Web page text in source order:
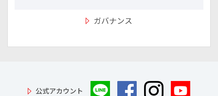
ガバナンス
公式アカウント